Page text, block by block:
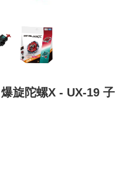
旋陀螺X - UX-19 子